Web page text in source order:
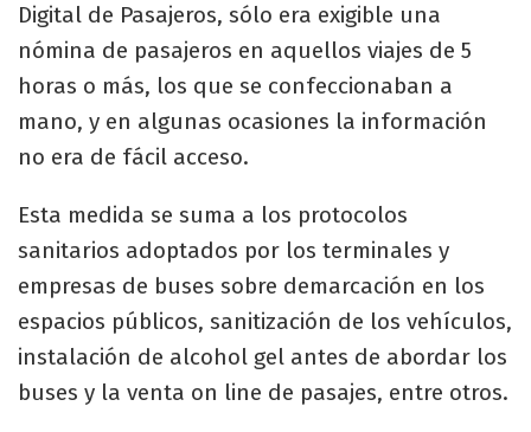
Digital de Pasajeros, sólo era exigible una
nómina de pasajeros en aquellos viajes de 5
horas o más, los que se confeccionaban a
mano, y en algunas ocasiones la información
no era de fácil acceso.
Esta medida se suma a los protocolos
sanitarios adoptados por los terminales y
empresas de buses sobre demarcación en los
espacios públicos, sanitización de los vehículos,
instalación de alcohol gel antes de abordar los
buses y la venta on line de pasajes, entre otros.